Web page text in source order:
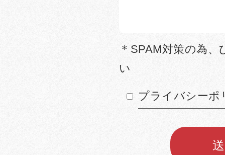
＊SPAM対策の為
い
プライバシーポ